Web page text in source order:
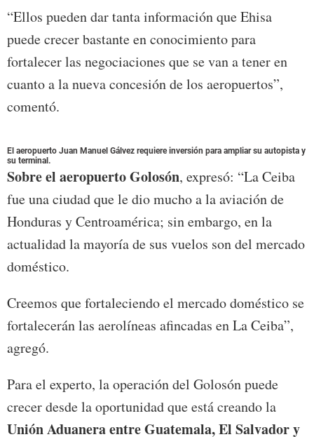
“Ellos pueden dar tanta información que Ehisa
puede crecer bastante en conocimiento para
fortalecer las negociaciones que se van a tener en
cuanto a la nueva concesión de los aeropuertos”,
comentó.
El aeropuerto Juan Manuel Gálvez requiere inversión para ampliar su autopista y
su terminal.
Sobre el aeropuerto Golosón, expresó: “La Ceiba
fue una ciudad que le dio mucho a la aviación de
Honduras y Centroamérica; sin embargo, en la
actualidad la mayoría de sus vuelos son del mercado
doméstico.
Creemos que fortaleciendo el mercado doméstico se
fortalecerán las aerolíneas afincadas en La Ceiba”,
agregó.
Para el experto, la operación del Golosón puede
crecer desde la oportunidad que está creando la
Unión Aduanera entre Guatemala, El Salvador y